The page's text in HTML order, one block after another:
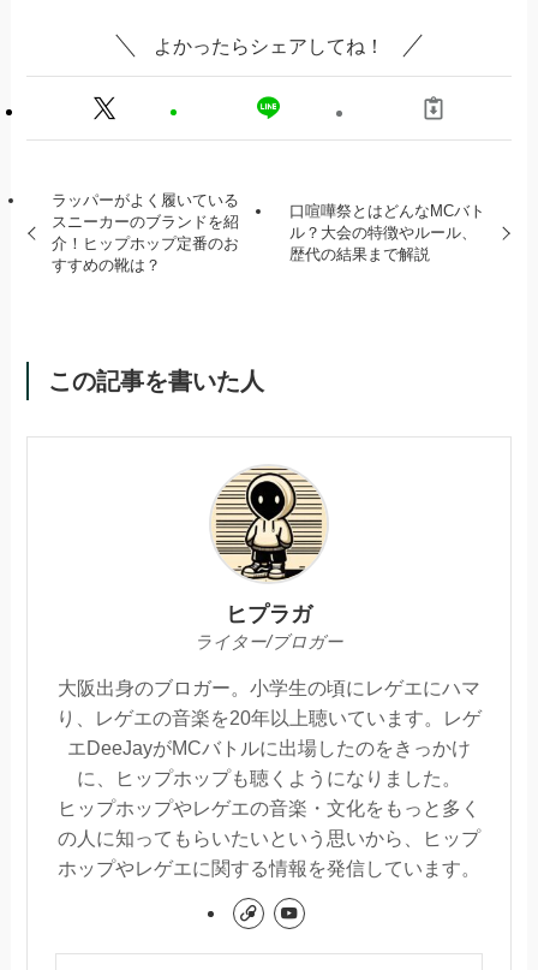
よかったらシェアしてね！
ラッパーがよく履いている
スニーカーのブランドを紹
介！ヒップホップ定番のお
すすめの靴は？
口喧嘩祭とはどんなMCバト
ル？大会の特徴やルール、
歴代の結果まで解説
この記事を書いた人
ヒプラガ
ライター/ブロガー
大阪出身のブロガー。小学生の頃にレゲエにハマ
り、レゲエの音楽を20年以上聴いています。レゲ
エDeeJayがMCバトルに出場したのをきっかけ
に、ヒップホップも聴くようになりました。
ヒップホップやレゲエの音楽・文化をもっと多く
の人に知ってもらいたいという思いから、ヒップ
ホップやレゲエに関する情報を発信しています。